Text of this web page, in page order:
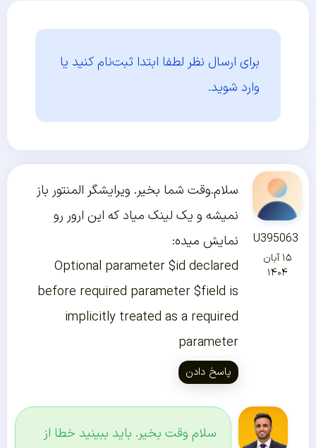
برای ارسال نظر لطفا ابتدا ثبت‌نام کنید یا
وارد شوید.
U395063
۱۵ آبان
۱۴۰۴
سلام.وقت شما بخیر. ویرایشگر المنتور باز
نمیشه و یک لینک میاد که این ارور رو
نمایش میده:
Optional parameter $id declared
before required parameter $field is
implicitly treated as a required
parameter
پاسخ دادن
سلام وقت بخیر. باید ببینید خطا از